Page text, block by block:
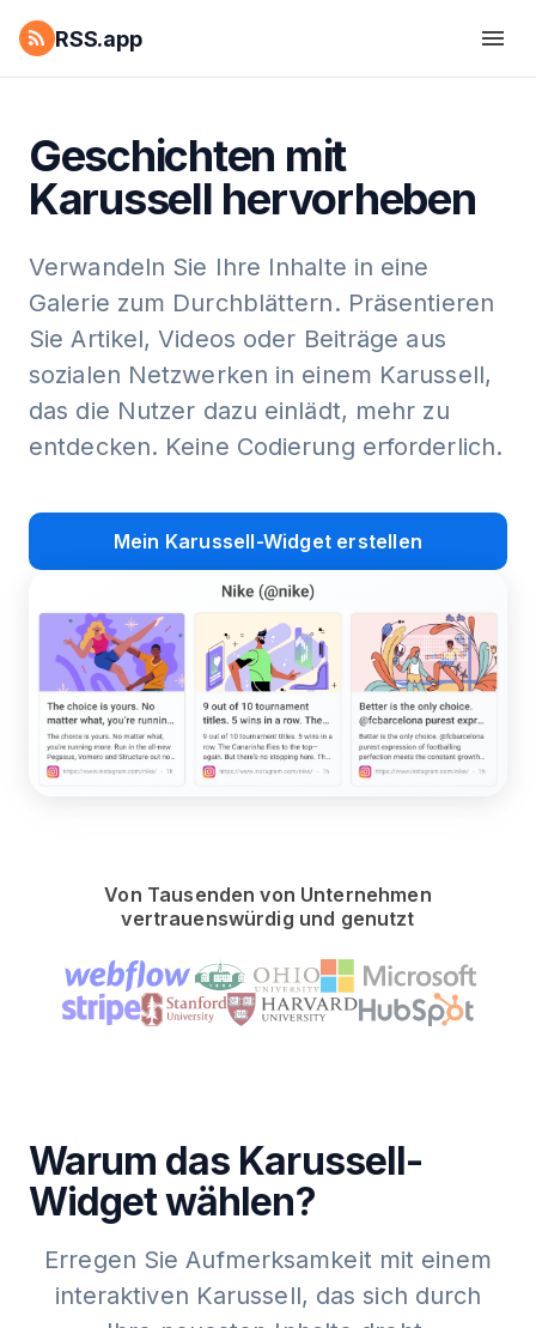
RSS.app
Geschichten mit
Karussell hervorheben
Verwandeln Sie Ihre Inhalte in eine
Galerie zum Durchblättern. Präsentieren
Sie Artikel, Videos oder Beiträge aus
sozialen Netzwerken in einem Karussell,
das die Nutzer dazu einlädt, mehr zu
entdecken. Keine Codierung erforderlich.
Mein Karussell-Widget erstellen
Von Tausenden von Unternehmen
vertrauenswürdig und genutzt
Warum das Karussell-
Widget wählen?
Erregen Sie Aufmerksamkeit mit einem
interaktiven Karussell, das sich durch